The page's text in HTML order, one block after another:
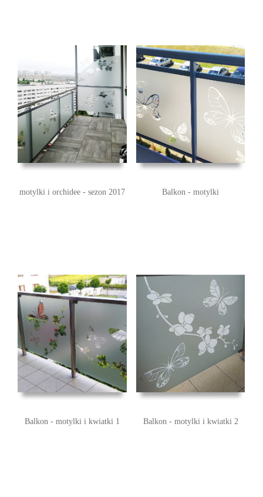
motylki i orchidee - sezon 2017 Balkon - motylki
Balkon - motylki i kwiatki 1 Balkon - motylki i kwiatki 2